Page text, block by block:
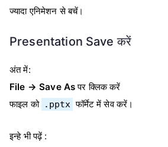
ज्यादा एनिमेशन से बचें।
Presentation Save करें
अंत में:
File → Save Asपर क्लिक करें
फाइल को .pptx फॉर्मेट में सेव करें।
इन्हे भी पढ़ें :